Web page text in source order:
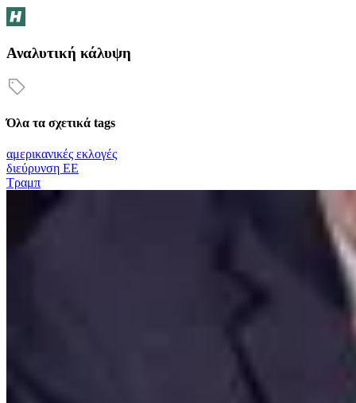
Αναλυτική κάλυψη
Όλα τα σχετικά tags
αμερικανικές εκλογές
διεύρυνση ΕΕ
Τραμπ